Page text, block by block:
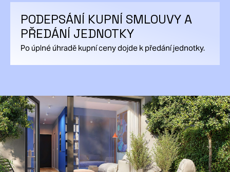
PODEPSÁNÍ KUPNÍ SMLOUVY A
PŘEDÁNÍ JEDNOTKY
Po úplné úhradě kupní ceny dojde k předání jednotky.